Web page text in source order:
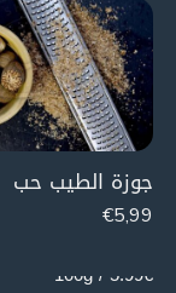
جوزة الطيب حب
€5,99
5.99€ / 100g